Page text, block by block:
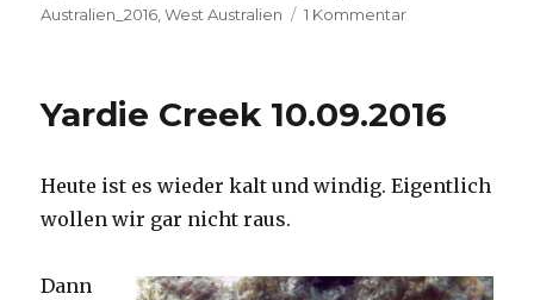
am
Australien_2016 ,West Australien 1 Kommentarzu
Yardie Creek 10.09.2016
Heute ist es wieder kalt und windig. Eigentlich
wollen wir gar nicht raus.
Dann